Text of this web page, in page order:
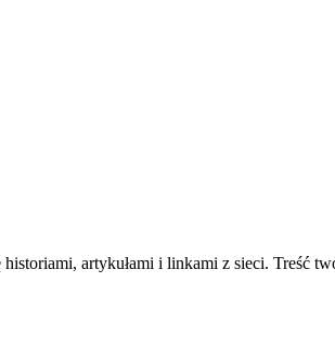
artykułami i linkami z sieci. Treść